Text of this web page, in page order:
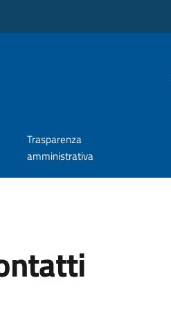
Trasparenza
amministrativa